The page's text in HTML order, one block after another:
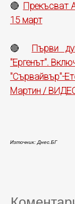
🔴 Прекъсват
15 март
🔴 Първи
"Ергенът".
Мартин /
Източник: Днес.БГ